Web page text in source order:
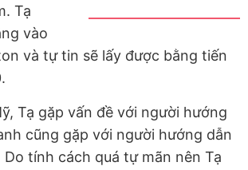
Tạ
vào
và tự tin sẽ lấy được bằng tiến
Tạ gặp vấn đề với người hướng
cũng gặp với người hướng dẫn
Do tính cách quá tự mãn nên Tạ